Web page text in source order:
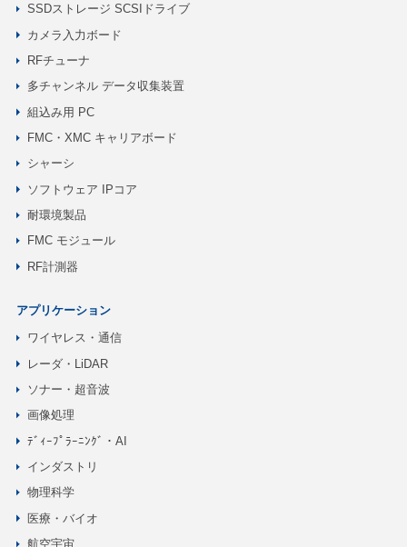
SSDストレージ SCSIドライブ
カメラ入力ボード
RFチューナ
多チャンネル データ収集装置
組込み用 PC
FMC・XMC キャリアボード
シャーシ
ソフトウェア IPコア
耐環境製品
FMC モジュール
RF計測器
アプリケーション
ワイヤレス・通信
レーダ・LiDAR
ソナー・超音波
画像処理
ﾃﾞｨｰﾌﾟﾗｰﾆﾝｸﾞ・AI
インダストリ
物理科学
医療・バイオ
航空宇宙